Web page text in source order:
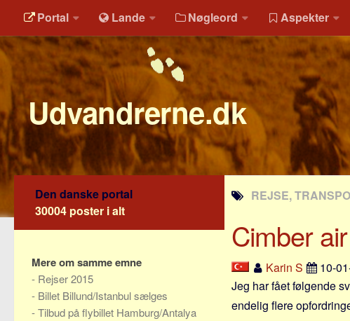
Portal Lande Nøgleord Aspekter
Udvandrerne.dk
REJSE,
Cimber
Karin S 10-
Jeg har fået følgende
endelig flere
Den danske portal
30004 poster i alt
Mere om samme emne
- Rejser 2015
- Billet Billund/Istanbul sælges
-Tilbud på flybillet Hamburg/Antalya